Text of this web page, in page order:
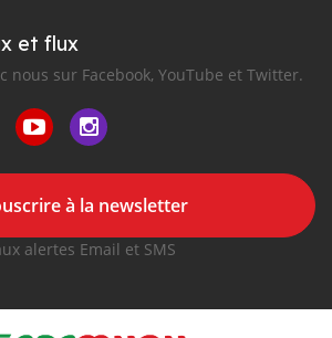
et flux
nous sur Facebook, YouTube et Twitter.
à la newsletter
alertes Email et SMS